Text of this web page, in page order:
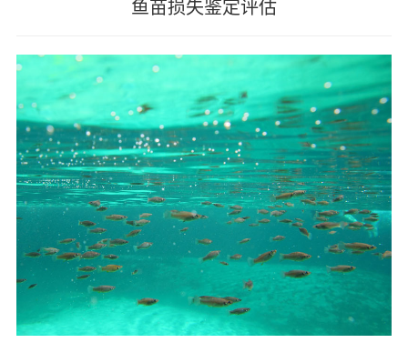
鱼苗损失鉴定评估